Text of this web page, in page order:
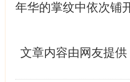
年华的掌纹中依次铺
文章内容由网友提